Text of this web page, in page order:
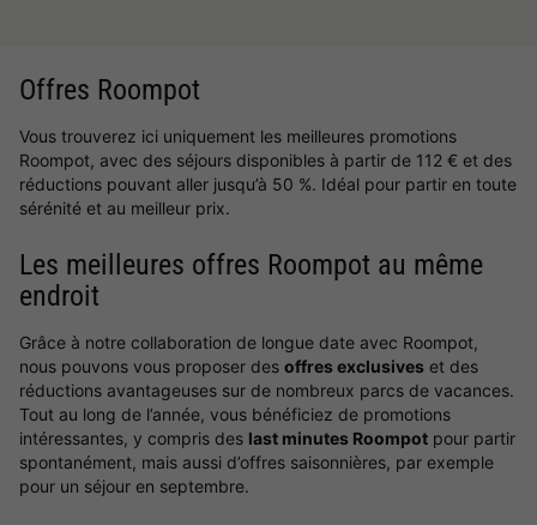
Offres Roompot
Vous trouverez ici uniquement les meilleures promotions
Roompot, avec des séjours disponibles à partir de 112 € et des
réductions pouvant aller jusqu’à 50 %. Idéal pour partir en toute
sérénité et au meilleur prix.
Les meilleures offres Roompot au même
endroit
Grâce à notre collaboration de longue date avec Roompot,
nous pouvons vous proposer des offres exclusives et des
réductions avantageuses sur de nombreux parcs de vacances.
Tout au long de l’année, vous bénéficiez de promotions
intéressantes, y compris des last minutes Roompot pour partir
spontanément, mais aussi d’offres saisonnières, par exemple
pour un séjour en septembre.